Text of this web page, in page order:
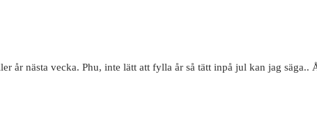
nästa vecka. Phu, inte lätt att fylla år så tätt inpå jul kan jag säga..